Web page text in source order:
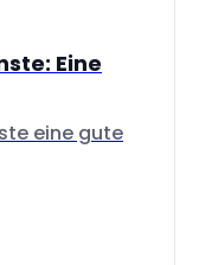
Eine
eine gute